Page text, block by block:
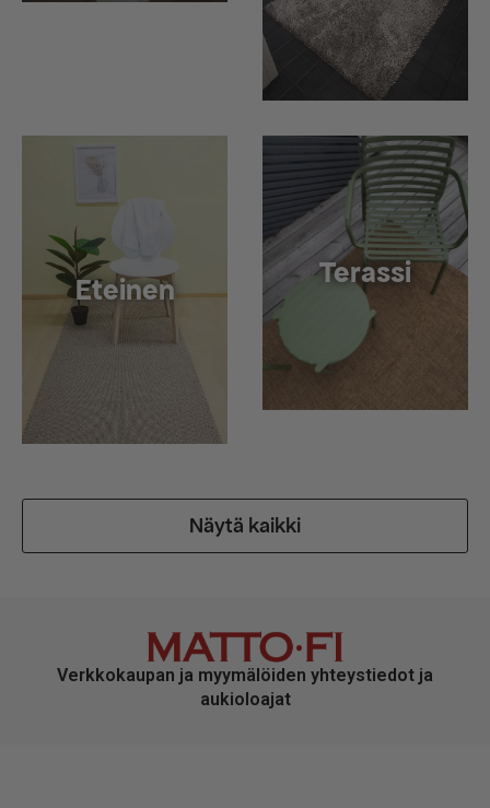
Eteinen Terassi
Näytä kaikki
Verkkokaupan ja myymälöiden yhteystiedot ja
aukioloajat